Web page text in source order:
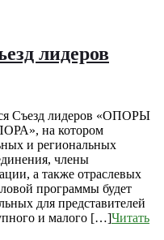
лидеров
Съезд лидеров «ОПОРЫ
на котором
и региональных
члены
а также отраслевых
программы будет
для представителей
и малого […]Читать